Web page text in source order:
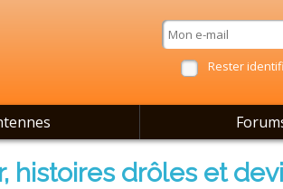
Rester
histoires drôles et